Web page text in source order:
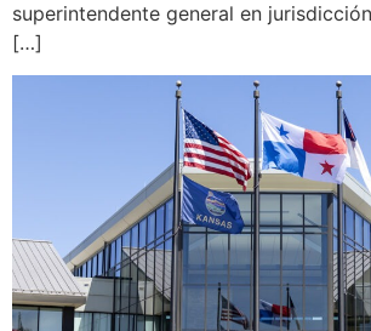
superintendente general en
[…]